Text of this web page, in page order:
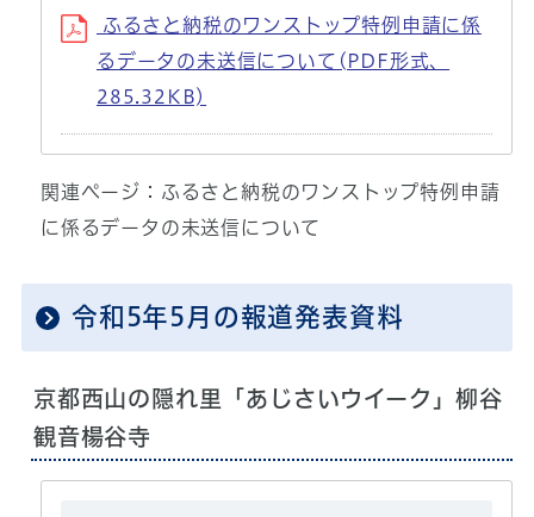
ふるさと納税のワンストップ特例申請に係
るデータの未送信について(PDF形式、
285.32KB)
関連ページ：ふるさと納税のワンストップ特例申請
に係るデータの未送信について
令和5年5月の報道発表資料
京都西山の隠れ里「あじさいウイーク」柳谷
観音楊谷寺